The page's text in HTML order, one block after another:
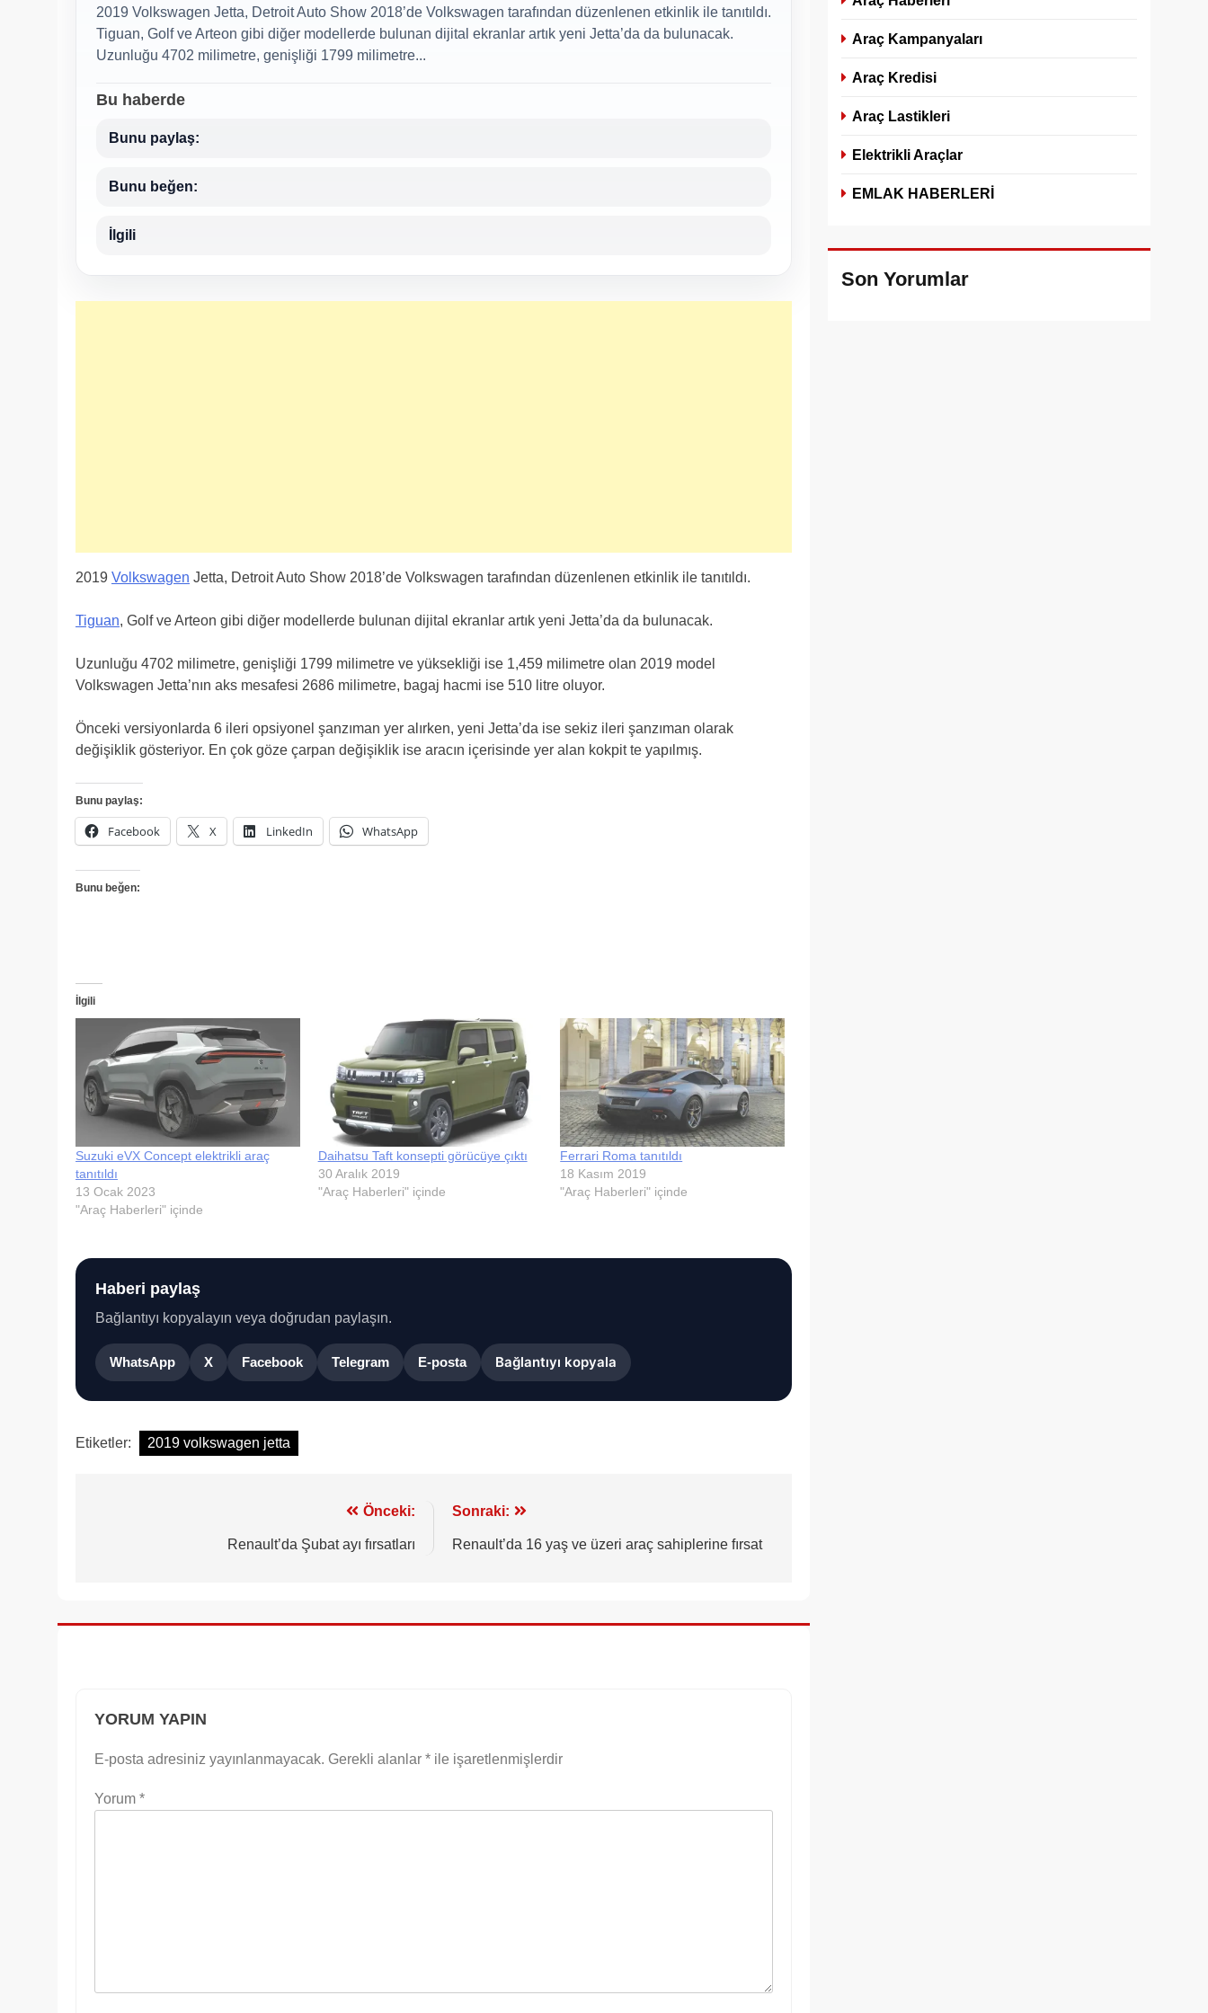
2019 Volkswagen Jetta, Detroit Auto Show 2018’de Volkswagen tarafından düzenlenen etkinlik ile tanıtıldı.
Tiguan, Golf ve Arteon gibi diğer modellerde bulunan dijital ekranlar artık yeni Jetta’da da bulunacak.
Uzunluğu 4702 milimetre, genişliği 1799 milimetre...
Bu haberde
Bunu paylaş:
Bunu beğen:
İlgili
2019 Volkswagen Jetta, Detroit Auto Show 2018’de Volkswagen tarafından düzenlenen etkinlik ile tanıtıldı.
Tiguan, Golf ve Arteon gibi diğer modellerde bulunan dijital ekranlar artık yeni Jetta’da da bulunacak.
Uzunluğu 4702 milimetre, genişliği 1799 milimetre ve yüksekliği ise 1,459 milimetre olan 2019 model
Volkswagen Jetta’nın aks mesafesi 2686 milimetre, bagaj hacmi ise 510 litre oluyor.
Önceki versiyonlarda 6 ileri opsiyonel şanzıman yer alırken, yeni Jetta’da ise sekiz ileri şanzıman olarak
değişiklik gösteriyor. En çok göze çarpan değişiklik ise aracın içerisinde yer alan kokpit te yapılmış.
Bunu paylaş:
Facebook X LinkedIn WhatsApp
Bunu beğen:
İlgili
Suzuki eVX Concept elektrikli araç
tanıtıldı
13 Ocak 2023
"Araç Haberleri" içinde
Daihatsu Taft konsepti görücüye çıktı
30 Aralık 2019
"Araç Haberleri" içinde
Ferrari Roma tanıtıldı
18 Kasım 2019
"Araç Haberleri" içinde
Haberi paylaş
Bağlantıyı kopyalayın veya doğrudan paylaşın.
WhatsApp X Facebook Telegram E-posta Bağlantıyı kopyala
Etiketler: 2019 volkswagen jetta
Önceki:
Renault’da Şubat ayı fırsatları
Sonraki:
Renault’da 16 yaş ve üzeri araç sahiplerine fırsat
YORUM YAPIN
E-posta adresiniz yayınlanmayacak. Gerekli alanlar * ile işaretlenmişlerdir
Yorum *
Araç Kampanyaları
Araç Kredisi
Araç Lastikleri
Elektrikli Araçlar
EMLAK HABERLERİ
Son Yorumlar